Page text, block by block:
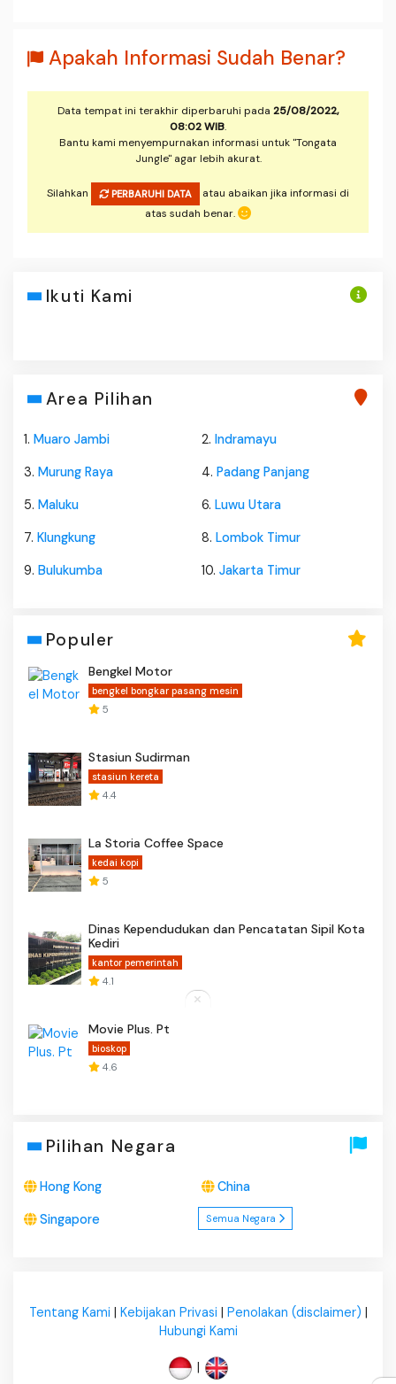
Apakah Informasi Sudah Benar?
Data tempat ini terakhir diperbaruhi pada 25/08/2022,
08:02 WIB.
Bantu kami menyempurnakan informasi untuk "Tongata
Jungle" agar lebih akurat.
Silahkan PERBARUHI DATA
atau abaikan jika informasi di
atas sudah benar.
Ikuti Kami
Area Pilihan
1. Muaro Jambi 2. Indramayu
3. Murung Raya 4. Padang Panjang
5. Maluku 6. Luwu Utara
7. Klungkung 8. Lombok Timur
9. Bulukumba 10. Jakarta Timur
Populer
Bengkel Motor
bengkel bongkar pasang mesin
5
Stasiun Sudirman
stasiun kereta
4.4
La Storia Coffee Space
kedai kopi
5
Dinas Kependudukan dan Pencatatan Sipil Kota
Kediri
kantor pemerintah
4.1
Movie Plus. Pt
bioskop
4.6
Pilihan Negara
Hong Kong China
Singapore Semua Negara
Tentang Kami | Kebijakan Privasi | Penolakan (disclaimer) |
Hubungi Kami
|